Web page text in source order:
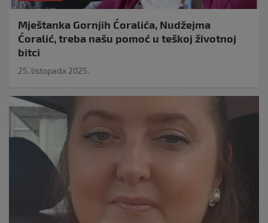
Mještanka Gornjih Ćoralića, Nudžejma
Ćoralić, treba našu pomoć u teškoj životnoj
bitci
25. listopada 2025.